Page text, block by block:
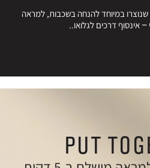
שנוצרו במיוחד להנחה בשכבות, למראה
אינסוף דרכים לגלואו..
PUT